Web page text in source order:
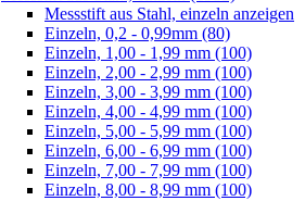
Messstift aus Stahl, einzeln anzeigen
Einzeln, 0,2 - 0,99mm (80)
Einzeln, 1,00 - 1,99 mm (100)
Einzeln, 2,00 - 2,99 mm (100)
Einzeln, 3,00 - 3,99 mm (100)
Einzeln, 4,00 - 4,99 mm (100)
Einzeln, 5,00 - 5,99 mm (100)
Einzeln, 6,00 - 6,99 mm (100)
Einzeln, 7,00 - 7,99 mm (100)
Einzeln, 8,00 - 8,99 mm (100)